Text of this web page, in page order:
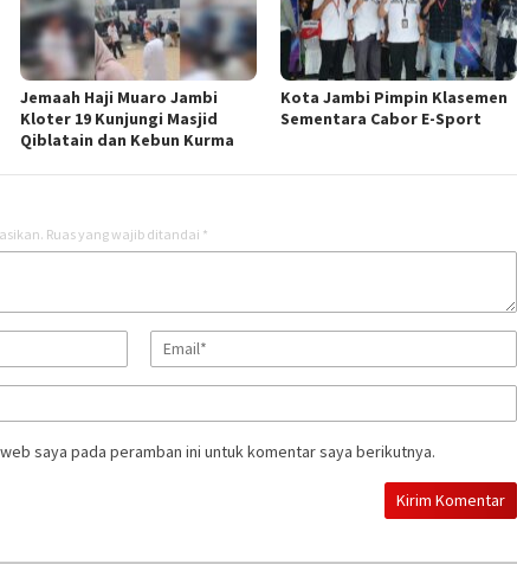
Jemaah Haji Muaro Jambi
Kloter 19 Kunjungi Masjid
Qiblatain dan Kebun Kurma
Kota Jambi Pimpin Klasemen
Sementara Cabor E-Sport
Ruas yang wajib ditandai *
saya pada peramban ini untuk komentar saya berikutnya.